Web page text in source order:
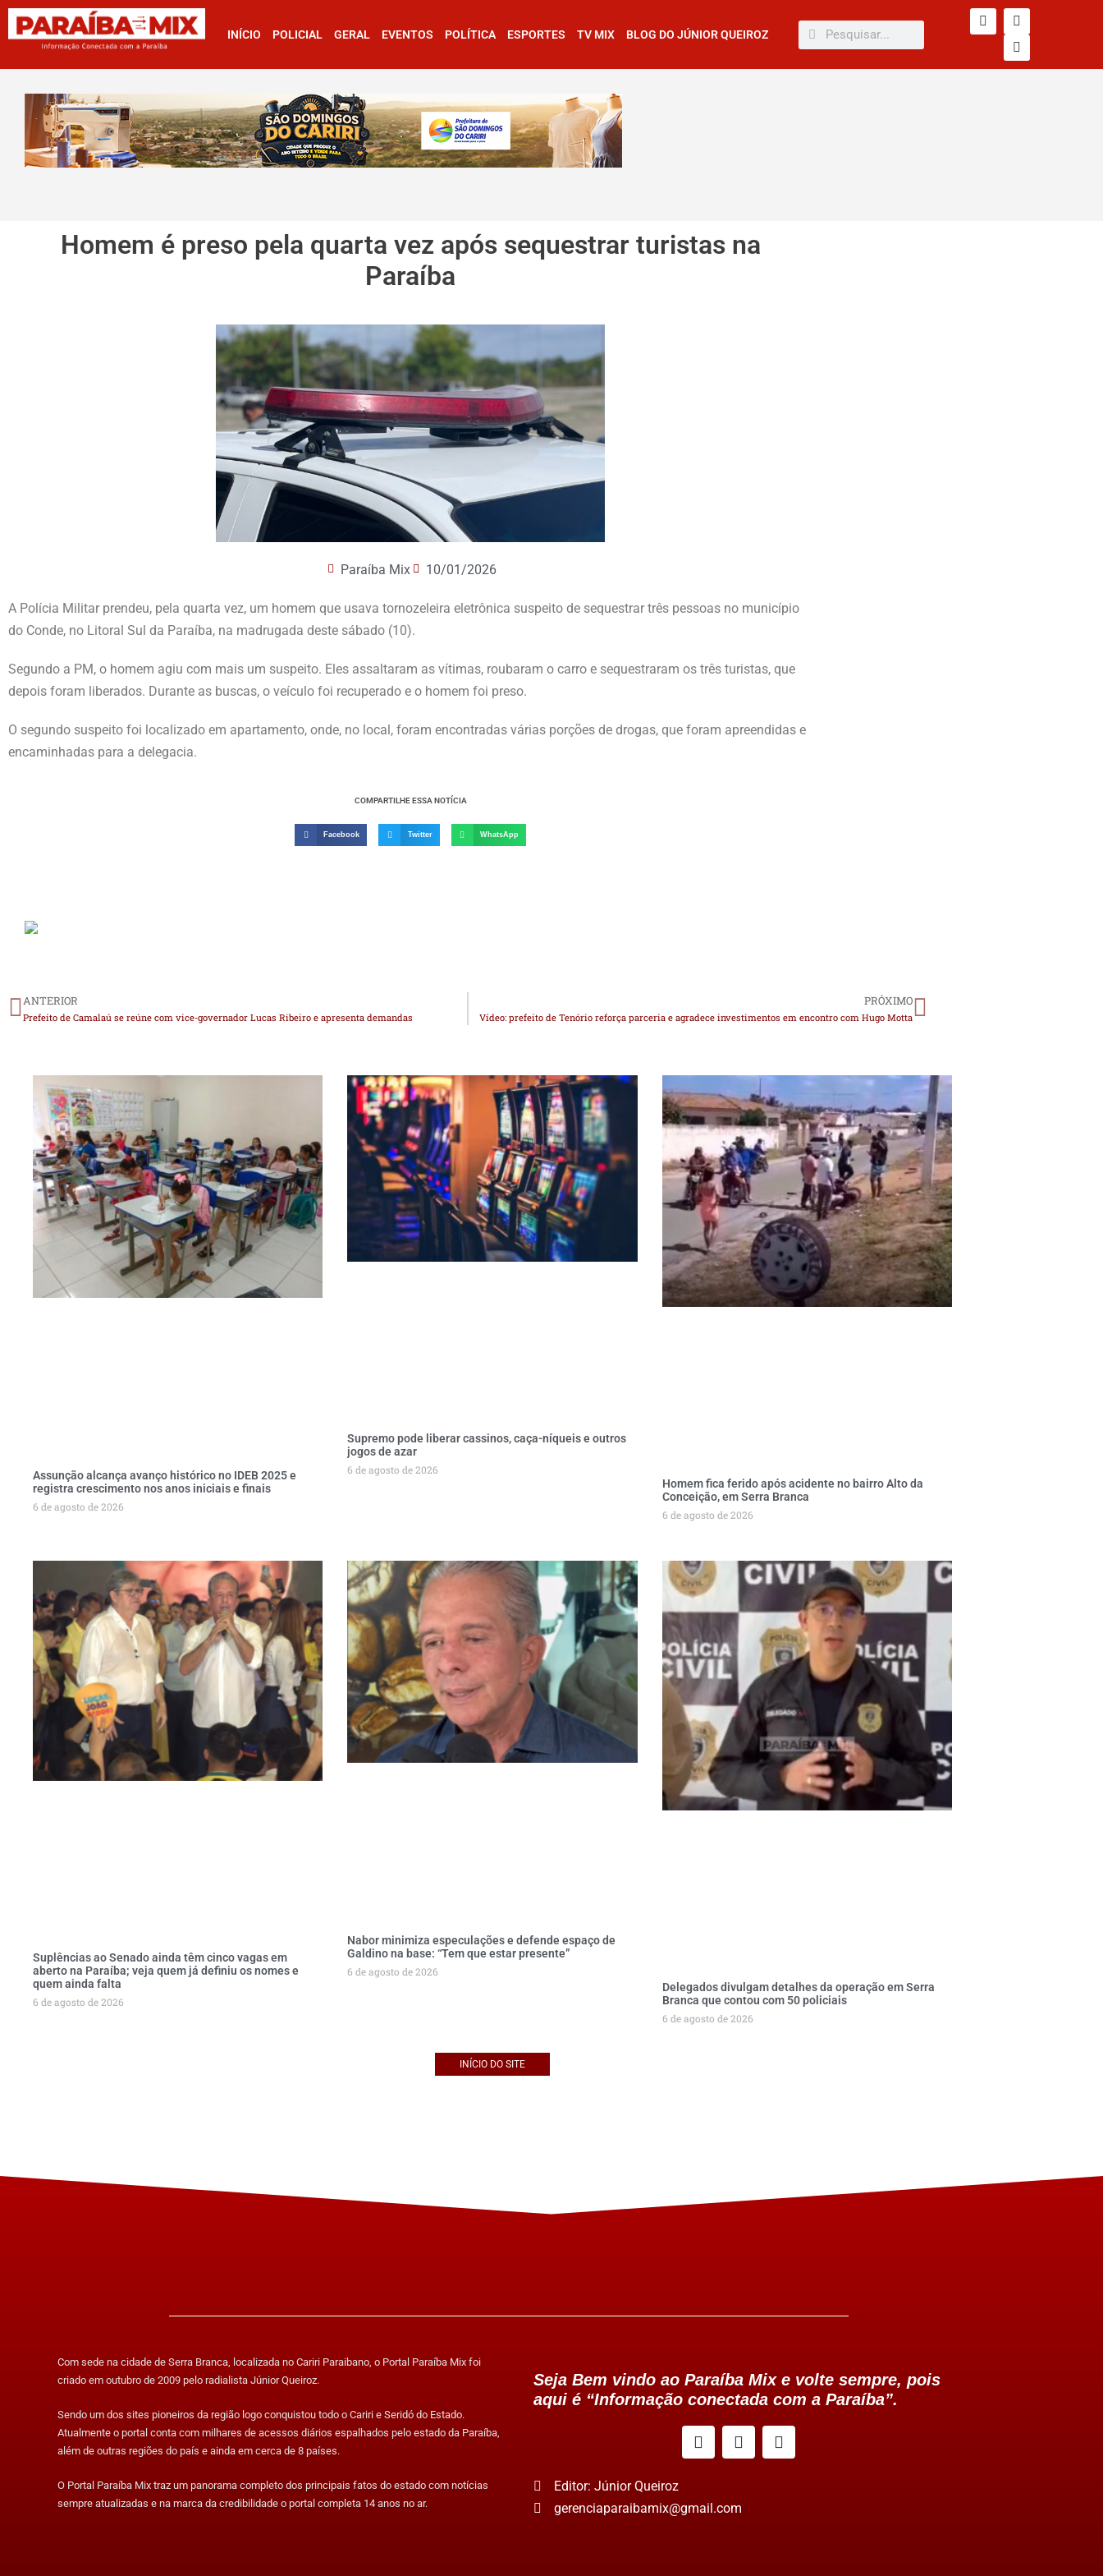
INÍCIO POLICIAL GERAL EVENTOS POLÍTICA ESPORTES TV MIX BLOG DO JÚNIOR QUEIROZ
Homem é preso pela quarta vez após sequestrar turistas na
Paraíba
Paraíba Mix 10/01/2026
A Polícia Militar prendeu, pela quarta vez, um homem que usava tornozeleira eletrônica suspeito de sequestrar três pessoas no município
do Conde, no Litoral Sul da Paraíba, na madrugada deste sábado (10).
Segundo a PM, o homem agiu com mais um suspeito. Eles assaltaram as vítimas, roubaram o carro e sequestraram os três turistas, que
depois foram liberados. Durante as buscas, o veículo foi recuperado e o homem foi preso.
O segundo suspeito foi localizado em apartamento, onde, no local, foram encontradas várias porções de drogas, que foram apreendidas e
encaminhadas para a delegacia.
COMPARTILHE ESSA NOTÍCIA
Facebook Twitter WhatsApp
ANTERIOR
Prefeito de Camalaú se reúne com vice-governador Lucas Ribeiro e apresenta demandas
PRÓXIMO
Vídeo: prefeito de Tenório reforça parceria e agradece investimentos em encontro com Hugo Motta
Assunção alcança avanço histórico no IDEB 2025 e
registra crescimento nos anos iniciais e finais
6 de agosto de 2026
Supremo pode liberar cassinos, caça-níqueis e outros
jogos de azar
6 de agosto de 2026
Homem fica ferido após acidente no bairro Alto da
Conceição, em Serra Branca
6 de agosto de 2026
Suplências ao Senado ainda têm cinco vagas em
aberto na Paraíba; veja quem já definiu os nomes e
quem ainda falta
6 de agosto de 2026
Nabor minimiza especulações e defende espaço de
Galdino na base: “Tem que estar presente”
6 de agosto de 2026
Delegados divulgam detalhes da operação em Serra
Branca que contou com 50 policiais
6 de agosto de 2026
INÍCIO DO SITE
Com sede na cidade de Serra Branca, localizada no Cariri Paraibano, o Portal Paraíba Mix foi
criado em outubro de 2009 pelo radialista Júnior Queiroz.
Sendo um dos sites pioneiros da região logo conquistou todo o Cariri e Seridó do Estado.
Atualmente o portal conta com milhares de acessos diários espalhados pelo estado da Paraíba,
além de outras regiões do país e ainda em cerca de 8 países.
O Portal Paraíba Mix traz um panorama completo dos principais fatos do estado com notícias
sempre atualizadas e na marca da credibilidade o portal completa 14 anos no ar.
Seja Bem vindo ao Paraíba Mix e volte sempre, pois
aqui é “Informação conectada com a Paraíba”.
Editor: Júnior Queiroz
gerenciaparaibamix@gmail.com